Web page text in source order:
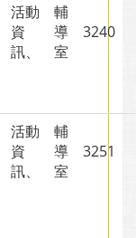
活動
資
訊、
輔
導
室
3240
活動
資
訊、
輔
導
室
3251